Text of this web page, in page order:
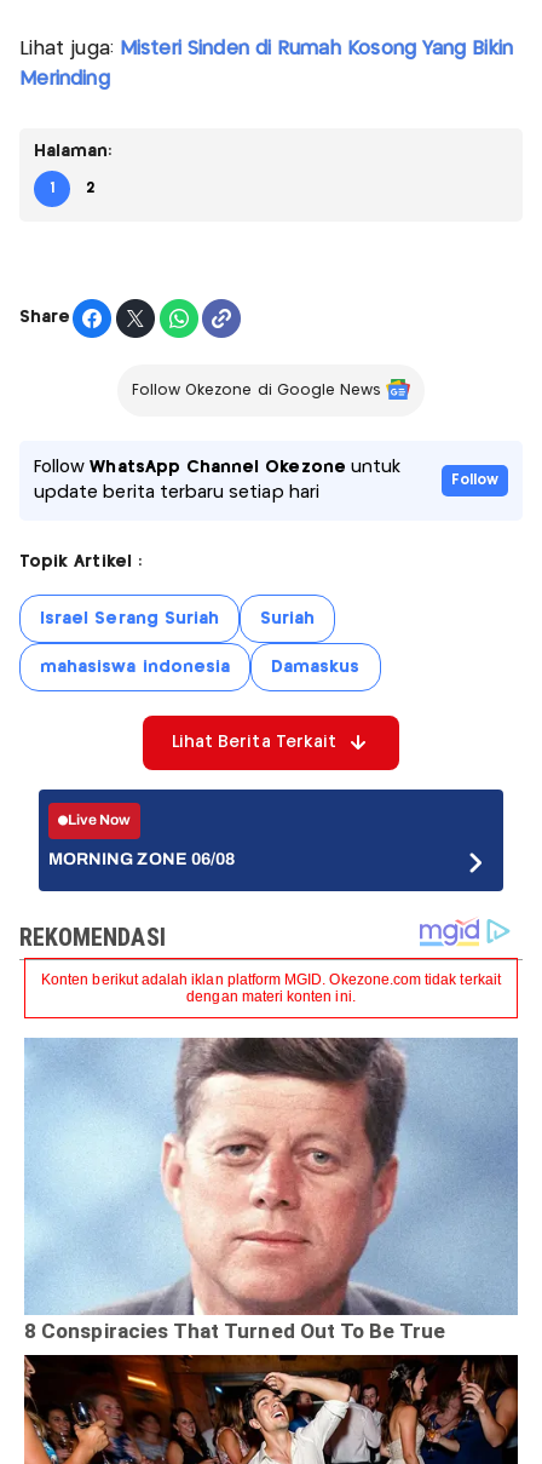
Lihat juga: Misteri Sinden di Rumah Kosong Yang Bikin
Merinding
Halaman:
1 2
Share
Follow Okezone di Google News
FollowWhatsApp Channel Okezone untuk
update berita terbaru setiap hari
Follow
Topik Artikel :
Israel Serang Suriah Suriah
mahasiswa indonesia Damaskus
Lihat Berita Terkait
Live Now
MORNING ZONE 06/08